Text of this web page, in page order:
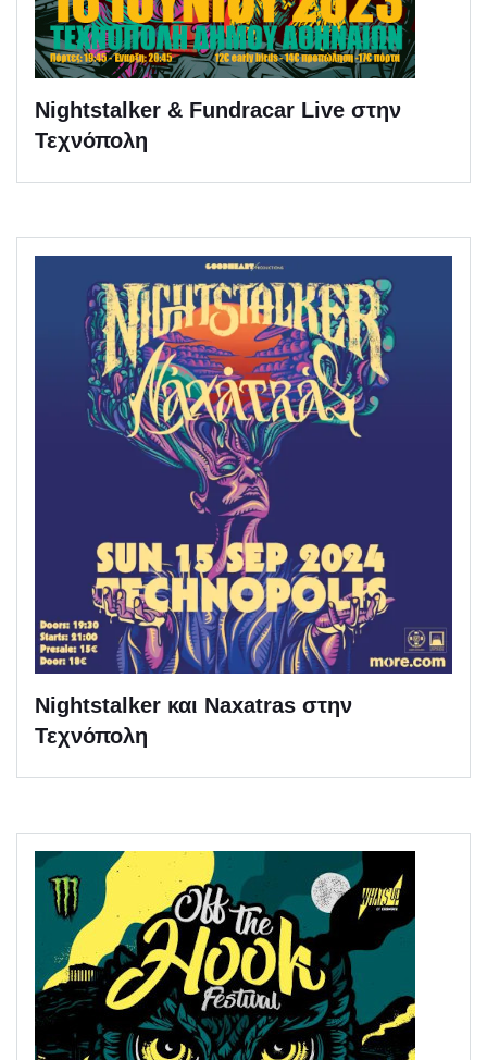
Nightstalker & Fundracar Live στην
Τεχνόπολη
Nightstalker και Naxatras στην
Τεχνόπολη